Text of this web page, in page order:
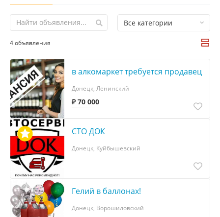
Все категории
4 объявления
в алкомаркет требуется продавец
₽ 70 000
Донецк, Ленинский
СТО ДОК
Донецк, Куйбышевский
Гелий в баллонах!
Донецк, Ворошиловский